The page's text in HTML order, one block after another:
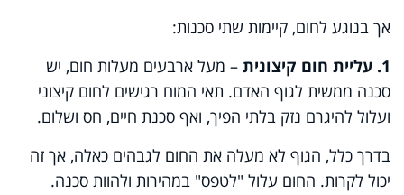
אך בנוגע לחום, קיימות שתי סכנות:
1. עליית חום קיצונית
– מעל ארבעים מעלות חום, יש
סכנה ממשית לגוף האדם. תאי המוח רגישים לחום קיצוני
ועלול להיגרם נזק בלתי הפיך, ואף סכנת חיים, חס ושלום.
בדרך כלל, הגוף לא מעלה את החום לגבהים כאלה, אך זה
יכול לקרות. החום עלול "לטפס" במהירות ולהוות סכנה.